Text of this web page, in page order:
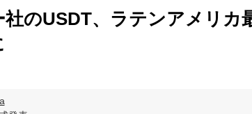
社のUSDT、ラテンアメリカ